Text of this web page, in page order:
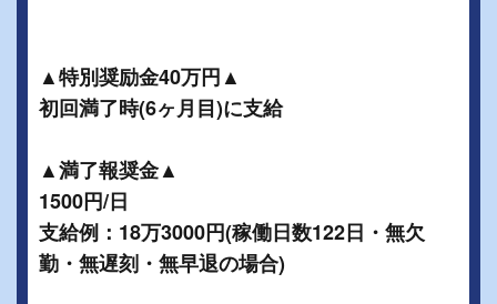
▲特別奨励金40万円▲
初回満了時(6ヶ月目)に支給
▲満了報奨金▲
1500円/日
支給例：18万3000円(稼働日数122日・無欠
勤・無遅刻・無早退の場合)